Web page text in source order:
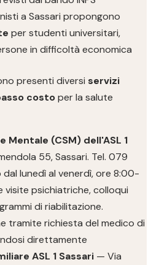
a Sassari propongono
per studenti universitari,
in difficoltà economica
presenti diversi servizi
costoper la salute
Mentale (CSM) dell'ASL 1
55, Sassari. Tel. 079
lunedì al venerdì, ore 8:00-
visite psichiatriche, colloqui
di riabilitazione.
tramite richiesta del medico di
direttamente
ASL 1 Sassari — Via